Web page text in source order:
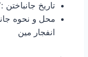
تاریخ جانباختن :1361.08.07
محل و نحوه
انفجار مین